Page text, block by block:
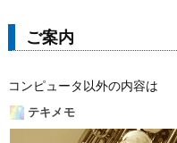
ご案内
コンピュータ以外の内容は